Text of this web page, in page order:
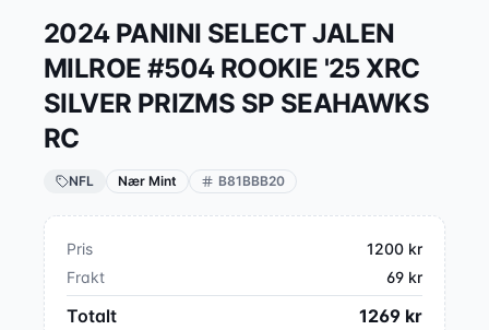
2024 PANINI SELECT JALEN
MILROE #504 ROOKIE '25 XRC
SILVER PRIZMS SP SEAHAWKS
RC
NFL Nær Mint B81BBB20
Pris 1200 kr
Frakt
69 kr
Totalt 1269 kr